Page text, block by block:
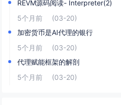
REVM源码阅读- Interpreter(2)
5个月前
(03-20)
加密货币是AI代理的银行
5个月前
(03-20)
代理赋能框架的解剖
5个月前
(03-20)